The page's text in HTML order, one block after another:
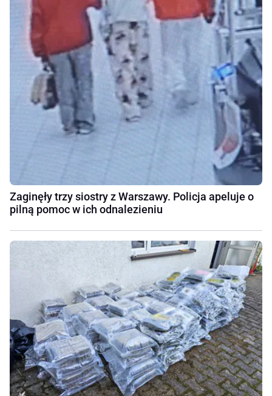
Zaginęły trzy siostry z Warszawy. Policja apeluje o
pilną pomoc w ich odnalezieniu